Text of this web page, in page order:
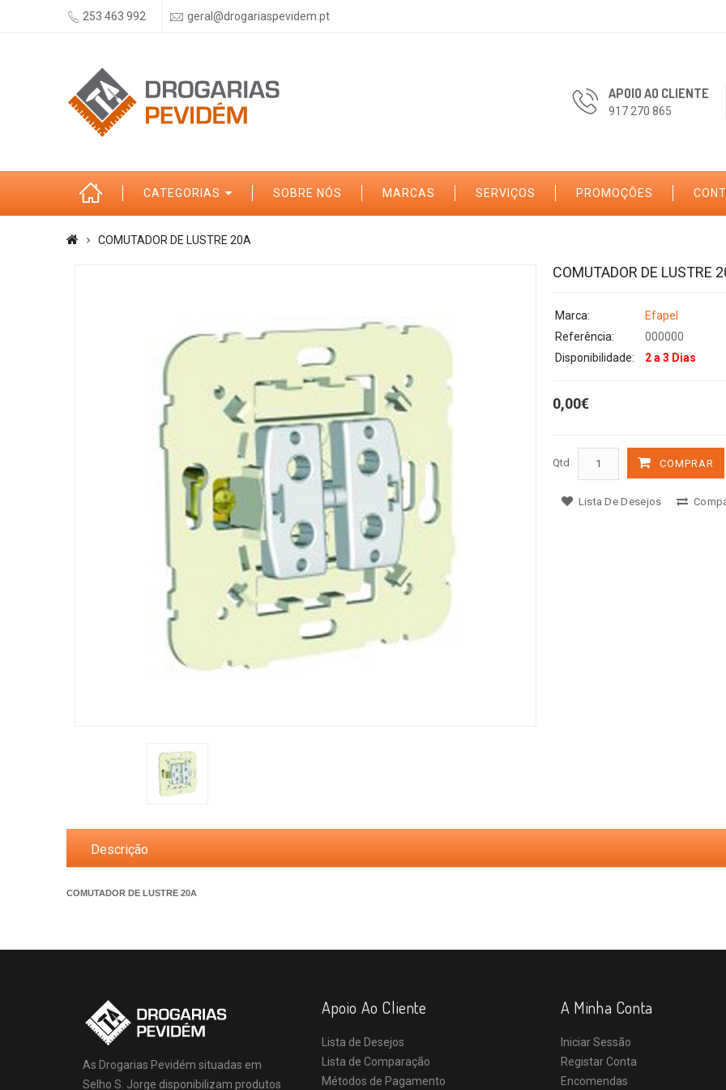
253 463 992 geral@drogariaspevidem.pt
APOIO AO CLIENTE
917 270 865
CATEGORIAS SOBRE NÓS MARCAS SERVIÇOS PROMOÇÕES
COMUTADOR DE LUSTRE 20A
COMUTADOR DE LUSTRE
Marca:
Efapel
Referência:
000000
Disponibilidade:
2 a 3 Dias
0,00€
Qtd COMPRAR
Lista De Desejos
Descrição
COMUTADOR DE LUSTRE 20A
As Drogarias Pevidém situadas em
Selho S. Jorge disponibilizam produtos
Apoio Ao Cliente
Lista de Desejos
Lista de Comparação
Métodos de Pagamento
A Minha Conta
Iniciar Sessão
Registar Conta
Encomendas